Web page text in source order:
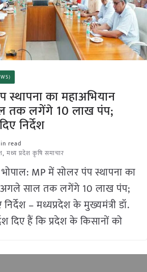
का महाअभियान
तक लगेंगे 10 लाख पंप;
निर्देश
read
, मध्य प्रदेश कृषि समाचार
MP में सोलर पंप स्थापना का
अगले साल तक लगेंगे 10 लाख पंप;
– मध्यप्रदेश के मुख्यमंत्री डॉ.
दिए हैं कि प्रदेश के किसानों को